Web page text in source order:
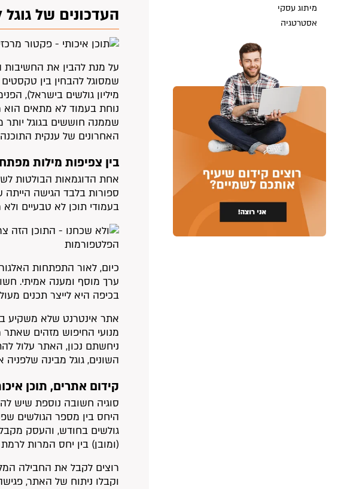
מיתוג עסקי
אסטרטגיה
העדכונים של גוגל
על מנת להבין את החשיבות
מיליון גולשים בישראל),
נוחת בעמוד לא מתאים הוא
שממנה חוששים בגוגל יותר
האחרונים של ענקית
בין צפיפות מילות
אחת הדוגמאות הבולטות
ספורות בלבד הגישה
בעמודי תוכן לא טבעיים ולא
הפלטפורמות
כיום, לאור התפתחות
ערך מוסף ומענה אמיתי.
בכיפה היא לייצר תכנים
אתר אינטרנט שלא משקיע
ניחשתם נכון, האתר עלול
השונים, גוגל מבינה
קידום אתרים, תוכן
סוגיה חשובה נוספת שיש
(ומובן) בין יחס המרות
רוצים לקבל את החבילה
וקבלו ניתוח של האתר,